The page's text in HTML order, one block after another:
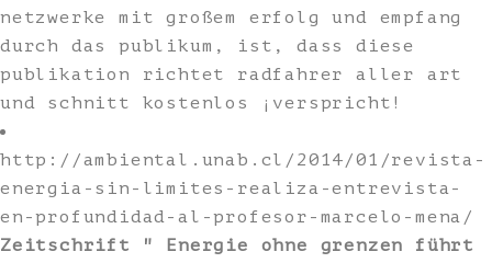
netzwerke mit großem erfolg und empfang
durch das publikum, ist, dass diese
publikation richtet radfahrer aller art
und schnitt kostenlos ¡verspricht!
http://ambiental.unab.cl/2014/01/revista-
energia-sin-limites-realiza-entrevista-
en-profundidad-al-profesor-marcelo-mena/
Zeitschrift " Energie ohne grenzen führt